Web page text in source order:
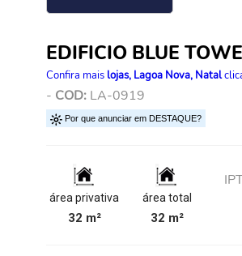
EDIFICIO BLUE
Confira mais lojas, Lagoa Nova, Natal
- COD: LA-0919
Por que anunciar em DESTAQUE?
área privativa
32 m²
área total
32 m²